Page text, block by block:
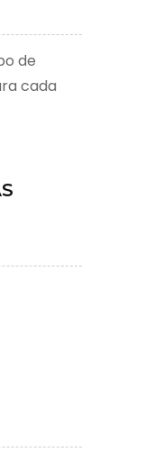
de
cada